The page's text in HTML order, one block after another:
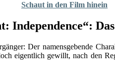
Schaut in den Film hinein
Independence“:
Der namensgebende
eigentlich gewillt, nach den